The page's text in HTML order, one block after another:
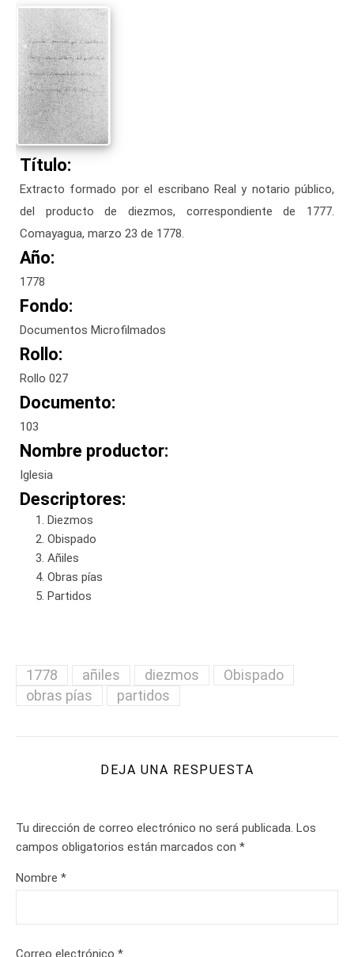
Título:
Extracto formado por el escribano Real y notario público,
del producto de diezmos, correspondiente de 1777.
Comayagua, marzo 23 de 1778.
Año:
1778
Fondo:
Documentos Microfilmados
Rollo:
Rollo 027
Documento:
103
Nombre productor:
Iglesia
Descriptores:
Diezmos
Obispado
Añiles
Obras pías
Partidos
1778 añiles diezmos
Obispado
obras pías
partidos
DEJA UNA RESPUESTA
Tu dirección de correo electrónico no será publicada. Los
campos obligatorios están marcados con *
Nombre *
Correo electrónico *